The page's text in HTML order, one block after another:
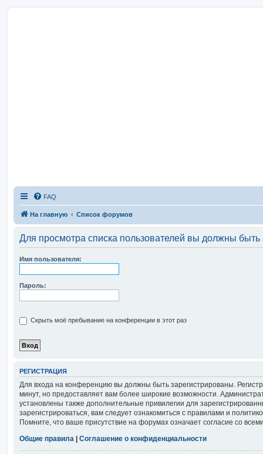
FAQ
На главную Список форумов
Для просмотра списка пользователей вы должны быть
Имя пользователя:
Пароль:
Скрыть моё пребывание на конференции в этот раз
РЕГИСТРАЦИЯ
Для входа на конференцию вы должны быть зарегистрированы.
минут, но предоставляет вам более широкие возможности.
установлены также дополнительные привилегии для
зарегистрироваться, вам следует ознакомиться с правилами и
Помните, что ваше присутствие на форумах означает согласие со
Общие правила
Соглашение о конфиденциальности